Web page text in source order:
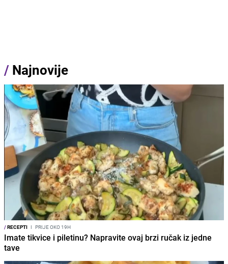
/ Najnovije
/RECEPTI I PRIJE OKO 19H
Imate tikvice i piletinu? Napravite ovaj brzi ručak iz jedne
tave